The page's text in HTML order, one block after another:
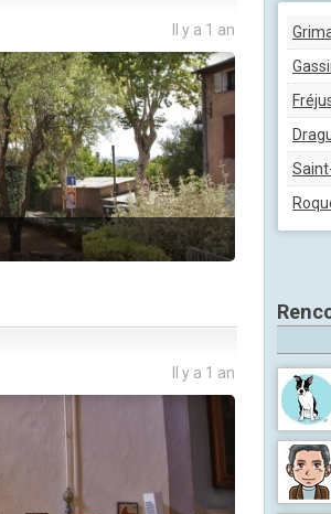
Il y a 1 an
Il y a 1 an